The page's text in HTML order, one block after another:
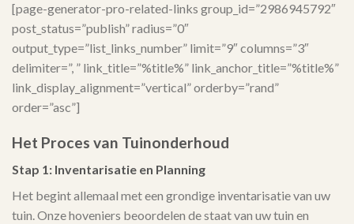
[page-generator-pro-related-links group_id=”2986945792″
post_status=”publish” radius=”0″
output_type=”list_links_number” limit=”9″ columns=”3″
delimiter=”, ” link_title=”%title%” link_anchor_title=”%title%”
link_display_alignment=”vertical” orderby=”rand”
order=”asc”]
Het Proces van Tuinonderhoud
Stap 1: Inventarisatie en Planning
Het begint allemaal met een grondige inventarisatie van uw
tuin. Onze hoveniers beoordelen de staat van uw tuin en